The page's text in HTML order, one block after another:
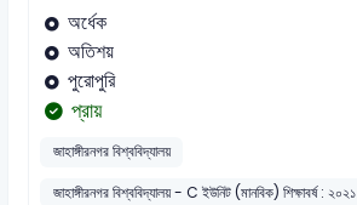
অর্ধেক
অতিশয়
পুরোপুরি
প্রায়
জাহাঙ্গীরনগর বিশ্ববিদ্যালয়
জাহাঙ্গীরনগর বিশ্ববিদ্যালয় - C ইউনিট (মানবিক) শিক্ষাবর্ষ :